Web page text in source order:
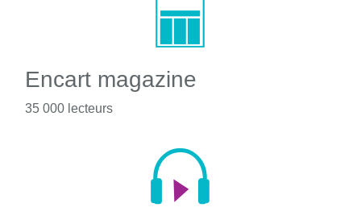
Encart magazine
35 000 lecteurs